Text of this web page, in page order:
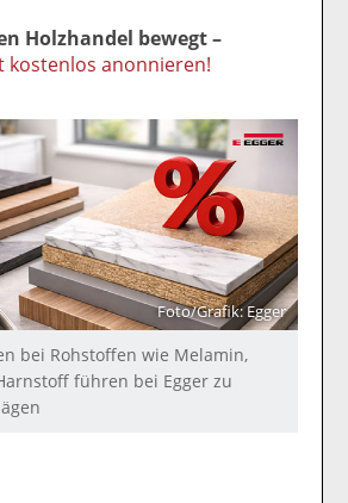
Holzhandel bewegt –
kostenlos anonnieren!
Foto/Grafik: Egger
bei Rohstoffen wie Melamin,
führen bei Egger zu